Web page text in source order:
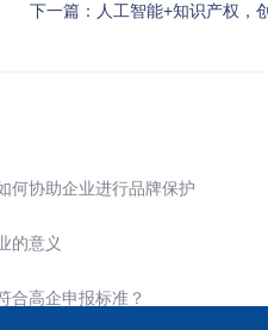
下一篇： 人工智能+知识产权，
何协助企业进行品牌保护
的意义
合高企申报标准？